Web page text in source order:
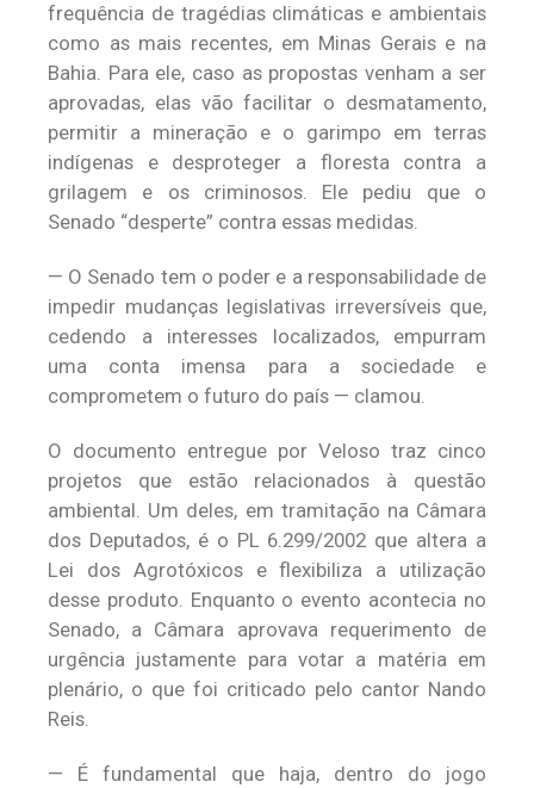
frequência de tragédias climáticas e ambientais
como as mais recentes, em Minas Gerais e na
Bahia. Para ele, caso as propostas venham a ser
aprovadas, elas vão facilitar o desmatamento,
permitir a mineração e o garimpo em terras
indígenas e desproteger a floresta contra a
grilagem e os criminosos. Ele pediu que o
Senado “desperte” contra essas medidas.
— O Senado tem o poder e a responsabilidade de
impedir mudanças legislativas irreversíveis que,
cedendo a interesses localizados, empurram
uma conta imensa para a sociedade e
comprometem o futuro do país — clamou.
O documento entregue por Veloso traz cinco
projetos que estão relacionados à questão
ambiental. Um deles, em tramitação na Câmara
dos Deputados, é o PL 6.299/2002 que altera a
Lei dos Agrotóxicos e flexibiliza a utilização
desse produto. Enquanto o evento acontecia no
Senado, a Câmara aprovava requerimento de
urgência justamente para votar a matéria em
plenário, o que foi criticado pelo cantor Nando
Reis.
— É fundamental que haja, dentro do jogo